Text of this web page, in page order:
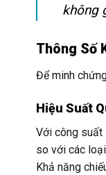
không
Thông Số
Để minh
Hiệu Suất
Với công suất
so với các
Khả năng